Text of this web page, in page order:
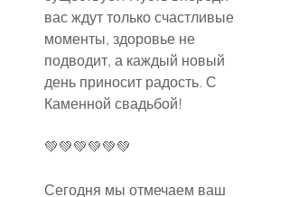
вас ждут только счастливые
моменты, здоровье не
подводит, а каждый новый
день приносит радость. С
Каменной свадьбой!
💚💚💚💚💚💚
Сегодня мы отмечаем ваш